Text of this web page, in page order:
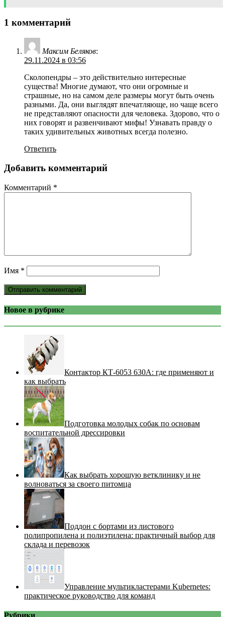
1 комментарий
Максим Беляков:
29.11.2024 в 03:56
Сколопендры – это действительно интересные
существа! Многие думают, что они огромные и
страшные, но на самом деле размеры могут быть очень
разными. Да, они выглядят впечатляюще, но чаще всего
не представляют опасности для человека. Здорово, что о
них говорят и развенчивают мифы! Узнавать правду о
таких удивительных животных всегда полезно.
Ответить
Добавить комментарий
Комментарий *
Имя *
Новое в рубрике
Контактор КТ-6053 630А: где применяют и
как выбрать
Подготовка молодых собак по основам
воспитательной дрессировки
Как выбрать хорошую ветклинику и не
волноваться за своего питомца
Поддон с бортами из листового
полипропилена и полиэтилена: практичный выбор для
склада и перевозок
Управление мультикластерами Kubernetes:
практическое руководство для команд
Рубрики